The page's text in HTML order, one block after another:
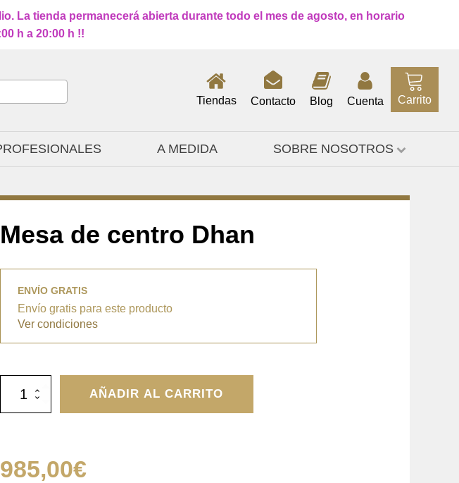
La tienda permanecerá abierta durante todo el mes de agosto, en horario
h a 20:00 h !!
Tiendas Contacto Blog Cuenta Carrito
A MEDIDA SOBRE NOSOTROS
Mesa de centro Dhan
ENVÍO GRATIS
Envío gratis para este producto
Ver condiciones
centro
AÑADIR AL CARRITO
985,00€